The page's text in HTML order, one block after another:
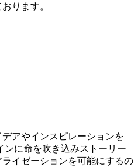
ります。
アやインスピレーションを
ンに命を吹き込みストーリー
イゼーションを可能にするの